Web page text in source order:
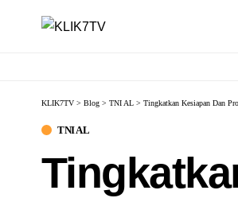
KLIK7TV > Blog > TNI AL > Tingkatkan Kesiapan Dan
TNI AL